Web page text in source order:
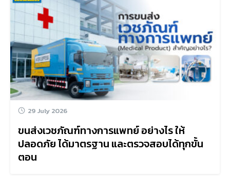
29 July 2026
ขนส่งเวชภัณฑ์ทางการแพทย์ อย่างไร ให้
ปลอดภัย ได้มาตรฐาน และตรวจสอบได้ทุกขั้น
ตอน